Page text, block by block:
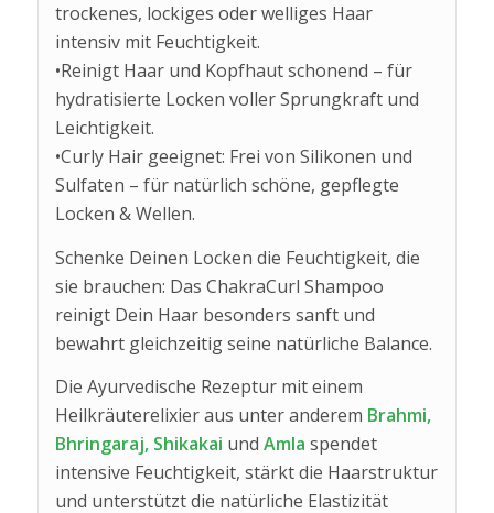
trockenes, lockiges oder welliges Haar
intensiv mit Feuchtigkeit.
•Reinigt Haar und Kopfhaut schonend – für
hydratisierte Locken voller Sprungkraft und
Leichtigkeit.
•Curly Hair geeignet: Frei von Silikonen und
Sulfaten – für natürlich schöne, gepflegte
Locken & Wellen.
Schenke Deinen Locken die Feuchtigkeit, die
sie brauchen: Das ChakraCurl Shampoo
reinigt Dein Haar besonders sanft und
bewahrt gleichzeitig seine natürliche Balance.
Die Ayurvedische Rezeptur mit einem
Heilkräuterelixier aus unter anderem Brahmi,
Bhringaraj, Shikakai und Amla spendet
intensive Feuchtigkeit, stärkt die Haarstruktur
und unterstützt die natürliche Elastizität